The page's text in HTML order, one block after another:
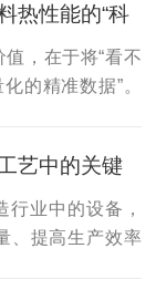
材料科学、建
材料的热扩散系
和优化设计至关
热性能的“科
，在于将“看不
的精准数据”。
强弱——数值越
）；数值越低，
艺中的关键
行业中的设备，
、提高生产效率